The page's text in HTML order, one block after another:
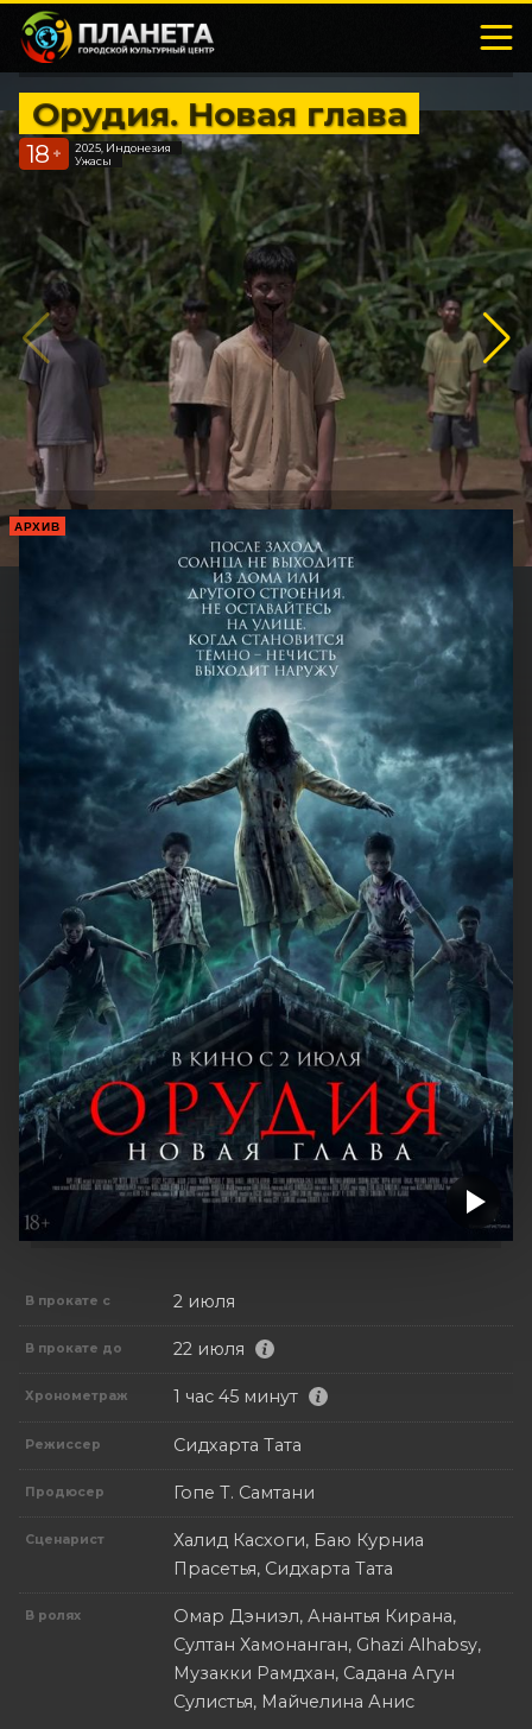
Орудия. Новая глава
18 +
2025, Индонезия
Ужасы
АРХИВ
В прокате с 2 июля
В прокате до 22 июля
Хронометраж 1 час 45 минут
Режиссер Сидхарта Тата
Продюсер Гопе Т. Самтани
Сценарист
Халид Касхоги, Баю Курниа
Прасетья, Сидхарта Тата
В ролях
Омар Дэниэл, Анантья Кирана,
Султан Хамонанган, Ghazi Alhabsy,
Музакки Рамдхан, Садана Агун
Сулистья, Майчелина Анис